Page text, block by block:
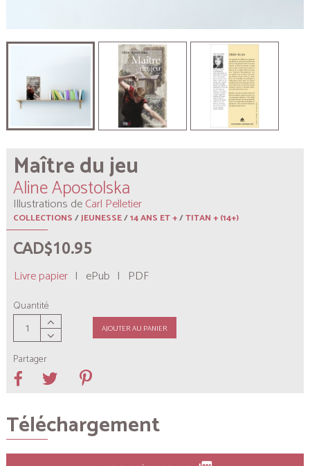
Maître du jeu
Aline Apostolska
Illustrations deCarl Pelletier
COLLECTIONS/JEUNESSE/14 ANS ET +/TITAN + (14+)
CAD$10.95
Livre papier | ePub | PDF
Quantité
AJOUTER AU PANIER
Partager
Téléchargement